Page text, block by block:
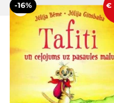
-16% €